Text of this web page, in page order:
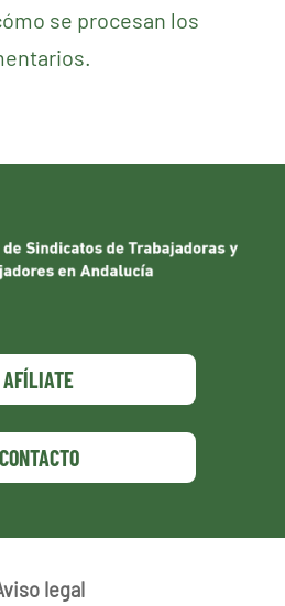
se procesan los
AFÍLIATE
CONTACTO
legal